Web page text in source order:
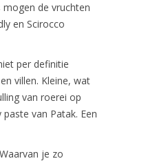
de vruchten
en Scirocco
per definitie
villen. Kleine, wat
van roerei op
van Patak. Een
je zo